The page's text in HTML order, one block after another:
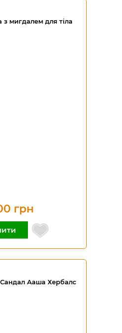
з мигдалем для тіла
грн
Ааша Хербалс